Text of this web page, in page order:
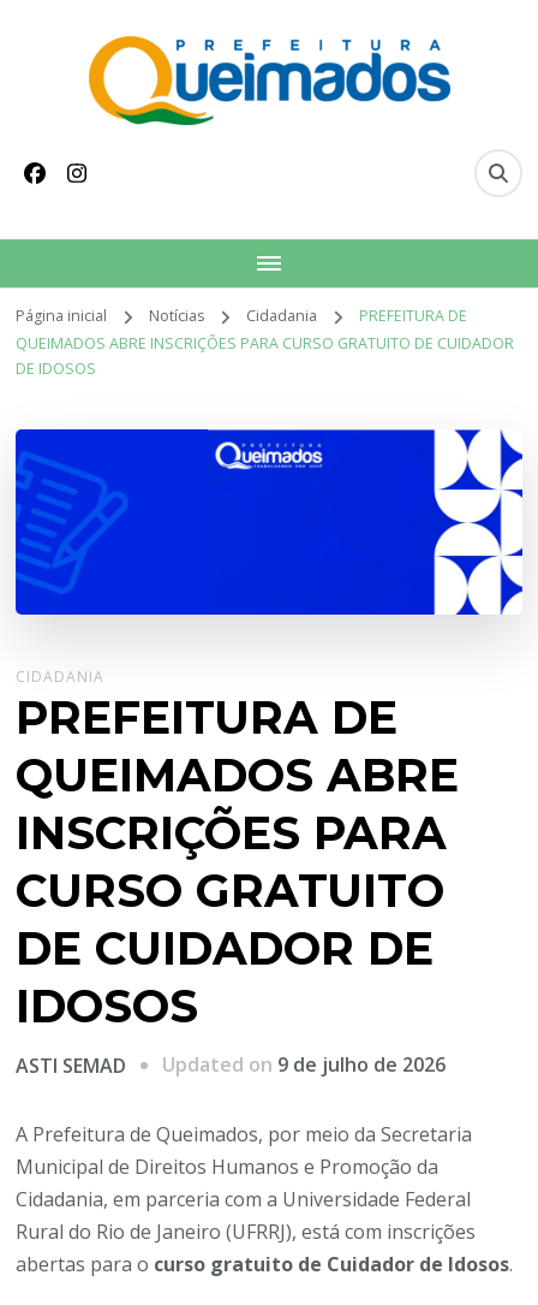
Prefeitura Municipal
Página inicial Notícias Cidadania
PREFEITURA DE
QUEIMADOS ABRE INSCRIÇÕES PARA CURSO GRATUITO DE CUIDADOR
DE IDOSOS
CIDADANIA
PREFEITURA DE
QUEIMADOS ABRE
INSCRIÇÕES PARA
CURSO GRATUITO
DE CUIDADOR DE
IDOSOS
ASTI SEMAD Updated on 9 de julho de 2026
A Prefeitura de Queimados, por meio da Secretaria
Municipal de Direitos Humanos e Promoção da
Cidadania, em parceria com a Universidade Federal
Rural do Rio de Janeiro (UFRRJ), está com inscrições
abertas para o curso gratuito de Cuidador de Idosos.